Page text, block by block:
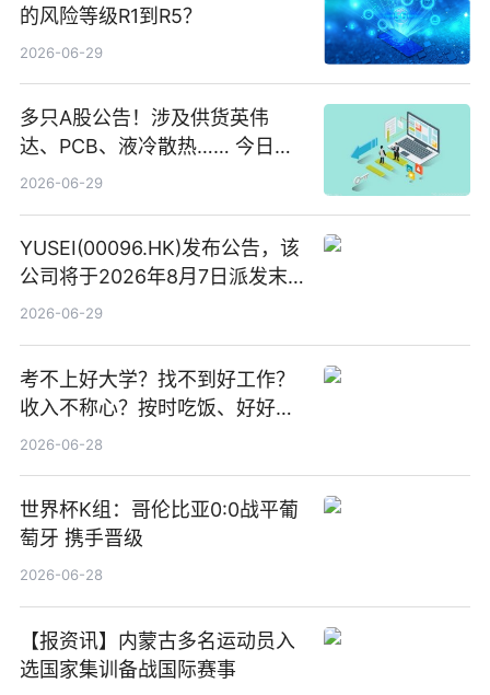
的风险等级R1到R5？
2026-06-29
多只A股公告！涉及供货英伟
达、PCB、液冷散热…… 今日快
讯
2026-06-29
YUSEI(00096.HK)发布公告，该
公司将于2026年8月7日派发末
期股息每股人民币0.013元 每日
2026-06-29
考不上好大学？找不到好工作？
收入不称心？按时吃饭、好好睡
觉
2026-06-28
世界杯K组：哥伦比亚0:0战平葡
萄牙 携手晋级
2026-06-28
【报资讯】内蒙古多名运动员入
选国家集训备战国际赛事